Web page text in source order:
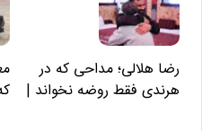
رضا هلالی؛ مداحی که در
هرندی فقط روضه نخواند |